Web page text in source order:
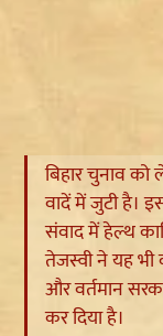
बिहार चुनाव को
वादें में जुटी है।
संवाद में हेल्थ
तेजस्वी ने यह भी
और वर्तमान
कर दिया है।